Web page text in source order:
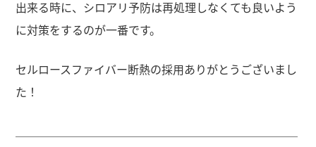
出来る時に、シロアリ予防は再処理しなくても良いよう
に対策をするのが一番です。
セルロースファイバー断熱の採用ありがとうございまし
た！